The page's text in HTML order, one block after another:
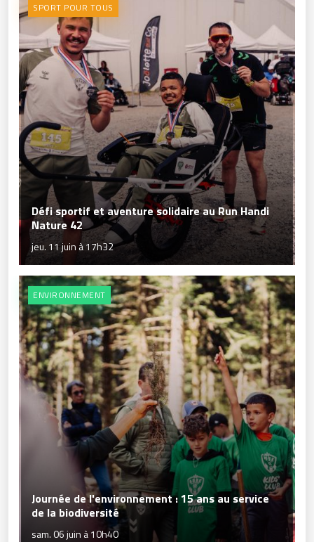
SPORT POUR TOUS
Défi sportif et aventure solidaire au Run Handi
Nature 42
jeu. 11 juin à 17h32
ENVIRONNEMENT
Journée de l'environnement : 15 ans au service
de la biodiversité
sam. 06 juin à 10h40